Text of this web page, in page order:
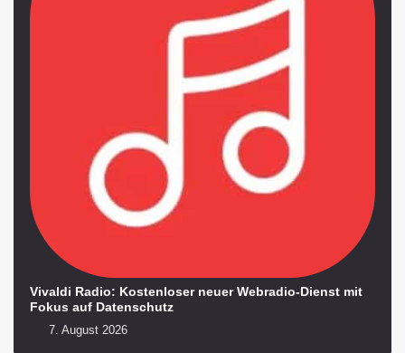
Vivaldi Radio: Kostenloser neuer Webradio-Dienst mit
Fokus auf Datenschutz
7. August 2026